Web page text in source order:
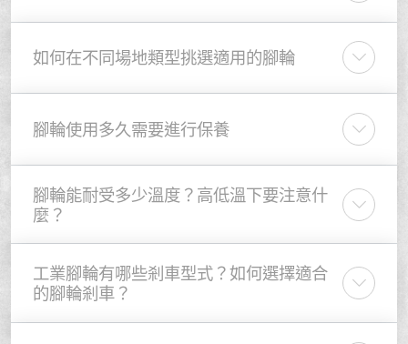
如何在不同場地類型挑選適用的腳輪
腳輪使用多久需要進行保養
腳輪能耐受多少溫度？高低溫下要注意什
麼？
工業腳輪有哪些剎車型式？如何選擇適合
的腳輪剎車？